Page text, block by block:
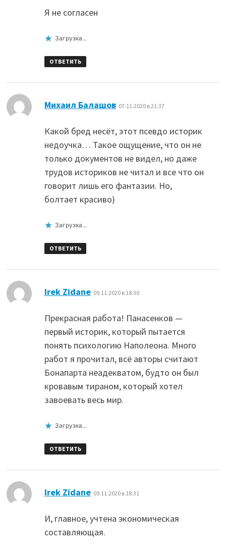
Я не согласен
Загрузка...
ОТВЕТИТЬ
Михаил Балашов: 07.11.2020 в 21:37
Какой бред несёт, этот псевдо историк
недоучка… Такое ощущение, что он не
только документов не видел, но даже
трудов историков не читал и все что он
говорит лишь его фантазии. Но,
болтает красиво)
Загрузка...
ОТВЕТИТЬ
Irek Zidane: 09.11.2020 в 18:30
Прекрасная работа! Панасенков —
первый историк, который пытается
понять психологию Наполеона. Много
работ я прочитал, всё авторы считают
Бонапарта неадекватом, будто он был
кровавым тираном, который хотел
завоевать весь мир.
Загрузка...
ОТВЕТИТЬ
Irek Zidane: 09.11.2020 в 18:31
И, главное, учтена экономическая
составляющая.